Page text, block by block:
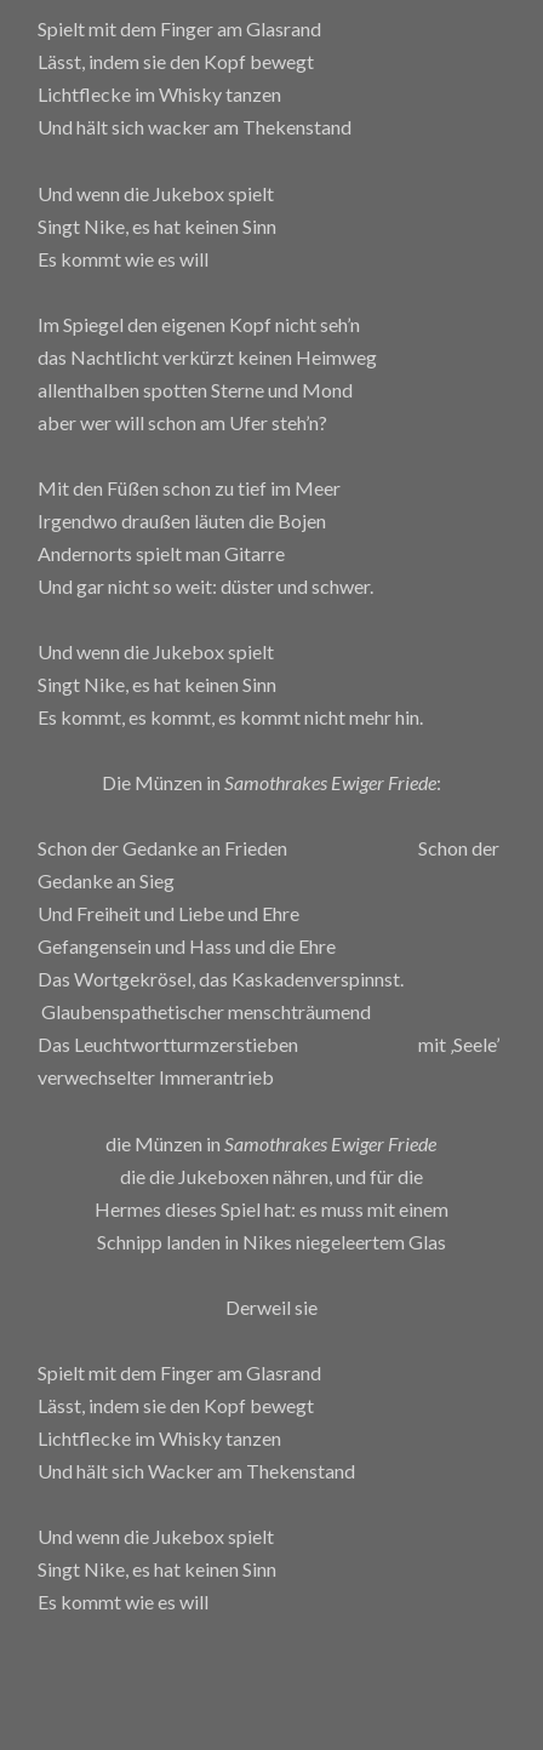
Spielt mit dem Finger am Glasrand
Lässt, indem sie den Kopf bewegt
Lichtflecke im Whisky tanzen
Und hält sich wacker am Thekenstand
Und wenn die Jukebox spielt
Singt Nike, es hat keinen Sinn
Es kommt wie es will
Im Spiegel den eigenen Kopf nicht seh’n
das Nachtlicht verkürzt keinen Heimweg
allenthalben spotten Sterne und Mond
aber wer will schon am Ufer steh’n?
Mit den Füßen schon zu tief im Meer
Irgendwo draußen läuten die Bojen
Andernorts spielt man Gitarre
Und gar nicht so weit: düster und schwer.
Und wenn die Jukebox spielt
Singt Nike, es hat keinen Sinn
Es kommt, es kommt, es kommt nicht mehr hin.
Die Münzen in Samothrakes Ewiger Friede:
Schon der Gedanke an Frieden Schon der
Gedanke an Sieg
Und Freiheit und Liebe und Ehre
Gefangensein und Hass und die Ehre
Das Wortgekrösel, das Kaskadenverspinnst.
Glaubenspathetischer menschträumend
Das Leuchtwortturmzerstieben mit ‚Seele’
verwechselter Immerantrieb
die Münzen in Samothrakes Ewiger Friede
die die Jukeboxen nähren, und für die
Hermes dieses Spiel hat: es muss mit einem
Schnipp landen in Nikes niegeleertem Glas
Derweil sie
Spielt mit dem Finger am Glasrand
Lässt, indem sie den Kopf bewegt
Lichtflecke im Whisky tanzen
Und hält sich Wacker am Thekenstand
Und wenn die Jukebox spielt
Singt Nike, es hat keinen Sinn
Es kommt wie es will